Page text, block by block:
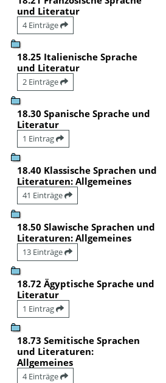
und Literatur
4 Einträge
18.25 Italienische Sprache
und Literatur
2 Einträge
18.30 Spanische Sprache und
Literatur
1 Eintrag
18.40 Klassische Sprachen und
Literaturen: Allgemeines
41 Einträge
18.50 Slawische Sprachen und
Literaturen: Allgemeines
13 Einträge
18.72 Ägyptische Sprache und
Literatur
1 Eintrag
18.73 Semitische Sprachen
und Literaturen:
Allgemeines
4 Einträge